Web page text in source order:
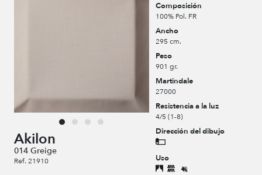
Akilon
014 Greige
Ref. 21910
Composición
100% Pol. FR
Ancho
295 cm.
Peso
901 gr.
Martindale
27000
Resistencia a la luz
4/5 (1-8)
Dirección del dibujo
Uso